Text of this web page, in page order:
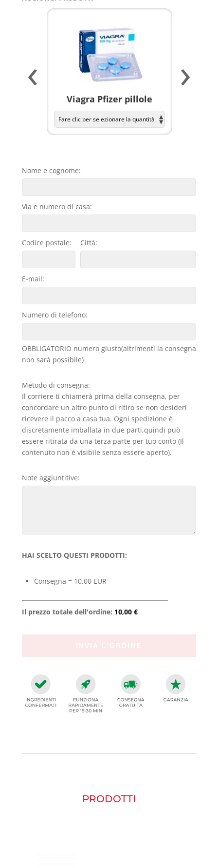
Viagra Pfizer pillole
‹ ›
Nome e cognome:
Via e numero di casa:
Codice postale: Città:
E-mail:
Numero di telefono:
OBBLIGATORIO numero giusto(altrimenti la consegna
non sarà possibile)
Metodo di consegna:
Il corriere ti chiamerà prima della consegna, per
concordare un altro punto di ritiro se non desideri
ricevere il pacco a casa tua. Ogni spedizione è
discretamente imballata in due parti,quindi può
essere ritirata da una terza parte per tuo conto (Il
contenuto non è visibile senza essere aperto).
Note aggiuntitive:
HAI SCELTO QUESTI PRODOTTI:
Consegna = 10,00 EUR
Il prezzo totale dell'ordine: 10,00 €
PRODOTTI